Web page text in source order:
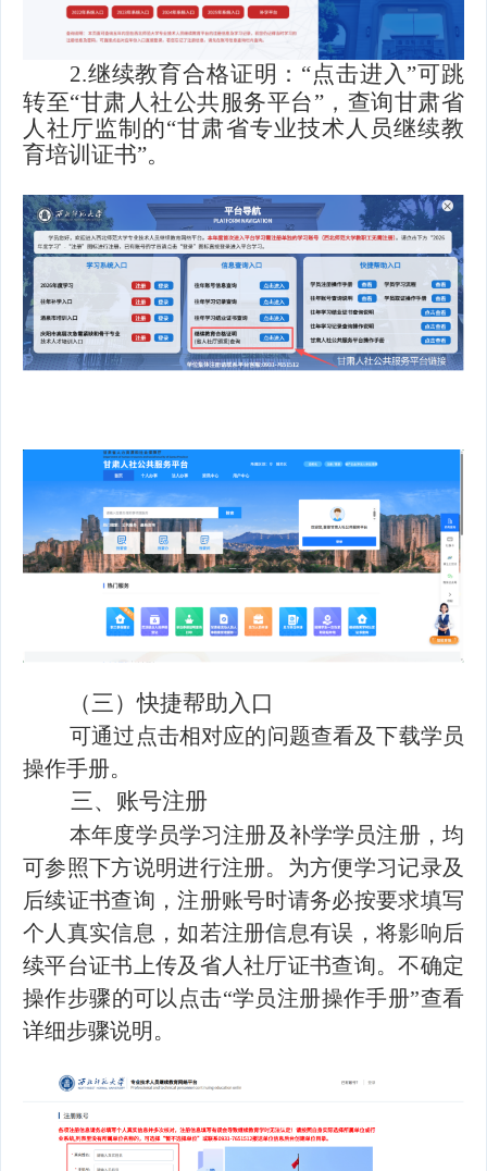
2.继续教育合格证明：“点击进入”可跳
转至“甘肃人社公共服务平台”，查询甘肃省
人社厅监制的“甘肃省专业技术人员继续教
育培训证书”。
（三）快捷帮助入口
可通过点击相对应的问题查看及下载学员
操作手册。
三、 账号注册
本年度学员学习注册及补学学员注册，均
可参照下方说明进行注册。为方便学习记录及
后续证书查询，注册账号时请务必按要求填写
个人真实信息，如若注册信息有误，将影响后
续平台证书上传及省人社厅证书查询。不确定
操作步骤的可以点击“学员注册操作手册”查看
详细步骤说明。